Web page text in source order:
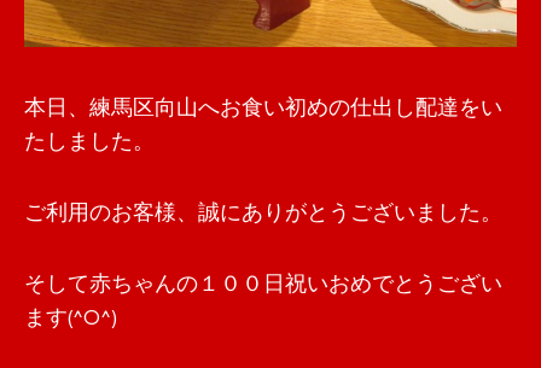
本日、練馬区向山へお食い初めの仕出し配達をい
たしました。
ご利用のお客様、誠にありがとうございました。
そして赤ちゃんの１００日祝いおめでとうござい
ます(^O^)